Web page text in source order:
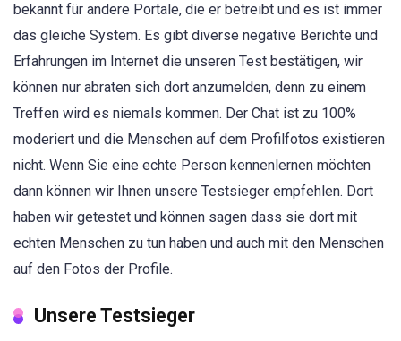
bekannt für andere Portale, die er betreibt und es ist immer
das gleiche System. Es gibt diverse negative Berichte und
Erfahrungen im Internet die unseren Test bestätigen, wir
können nur abraten sich dort anzumelden, denn zu einem
Treffen wird es niemals kommen. Der Chat ist zu 100%
moderiert und die Menschen auf dem Profilfotos existieren
nicht. Wenn Sie eine echte Person kennenlernen möchten
dann können wir Ihnen unsere Testsieger empfehlen. Dort
haben wir getestet und können sagen dass sie dort mit
echten Menschen zu tun haben und auch mit den Menschen
auf den Fotos der Profile.
Unsere Testsieger